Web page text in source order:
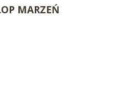
MARZEŃ